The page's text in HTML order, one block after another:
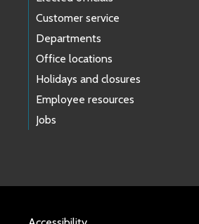
Customer service
Departments
Office locations
Holidays and closures
Employee resources
Jobs